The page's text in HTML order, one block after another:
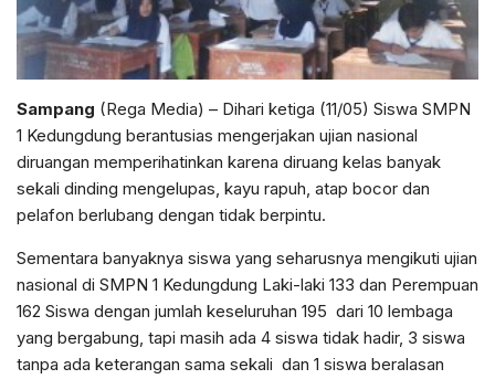
Sampang (Rega Media) – Dihari ketiga (11/05) Siswa SMPN
1 Kedungdung berantusias mengerjakan ujian nasional
diruangan memperihatinkan karena diruang kelas banyak
sekali dinding mengelupas, kayu rapuh, atap bocor dan
pelafon berlubang dengan tidak berpintu.
Sementara banyaknya siswa yang seharusnya mengikuti ujian
nasional di SMPN 1 Kedungdung Laki-laki 133 dan Perempuan
162 Siswa dengan jumlah keseluruhan 195 dari 10 lembaga
yang bergabung, tapi masih ada 4 siswa tidak hadir, 3 siswa
tanpa ada keterangan sama sekali dan 1 siswa beralasan